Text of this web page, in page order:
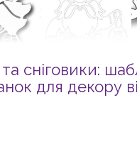
сніговики:
для декору